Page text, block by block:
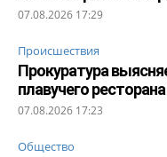
07.08.2026 17:29
Происшествия
Прокуратура
плавучего
07.08.2026 17:23
Общество